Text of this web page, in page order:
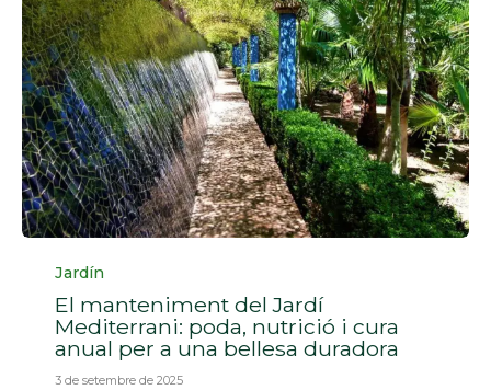
Categoria
Jardín
El manteniment del Jardí
Mediterrani: poda, nutrició i cura
anual per a una bellesa duradora
3 de setembre de 2025